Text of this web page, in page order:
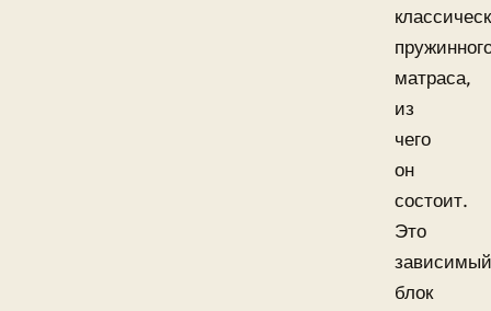
матраса,
из
чего
он
состоит.
Это
зависимый
блок